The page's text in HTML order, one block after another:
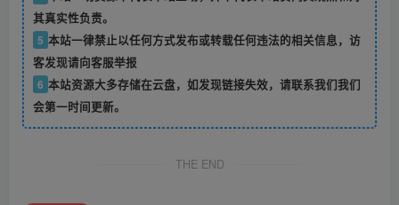
其真实性负责。
5 本站一律禁止以任何方式发布或转载任何违法的相关信息，访
客发现请向客服举报
6 本站资源大多存储在云盘，如发现链接失效，请联系我们我们
会第一时间更新。
THE END